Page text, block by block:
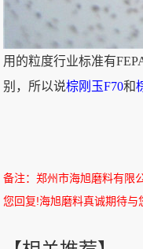
用的粒度行业标准有
别，所以说棕刚玉F70和
备注：郑州市海旭磨料有限
您回复!海旭磨料真诚期待与